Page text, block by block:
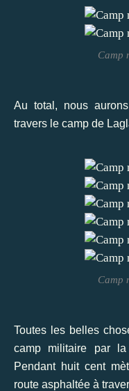
Camp
Au total, nous
travers le camp de
Camp
Toutes les belles
camp militaire par la
Pendant huit cent
route asphaltée à